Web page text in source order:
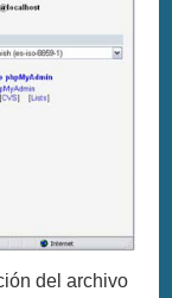
del archivo